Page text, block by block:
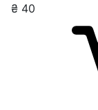
₴ 40